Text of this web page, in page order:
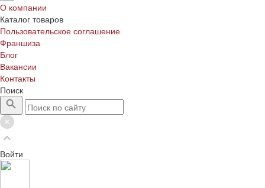
О компании
Каталог товаров
Пользовательское соглашение
Франшиза
Блог
Вакансии
Контакты
Поиск
Войти